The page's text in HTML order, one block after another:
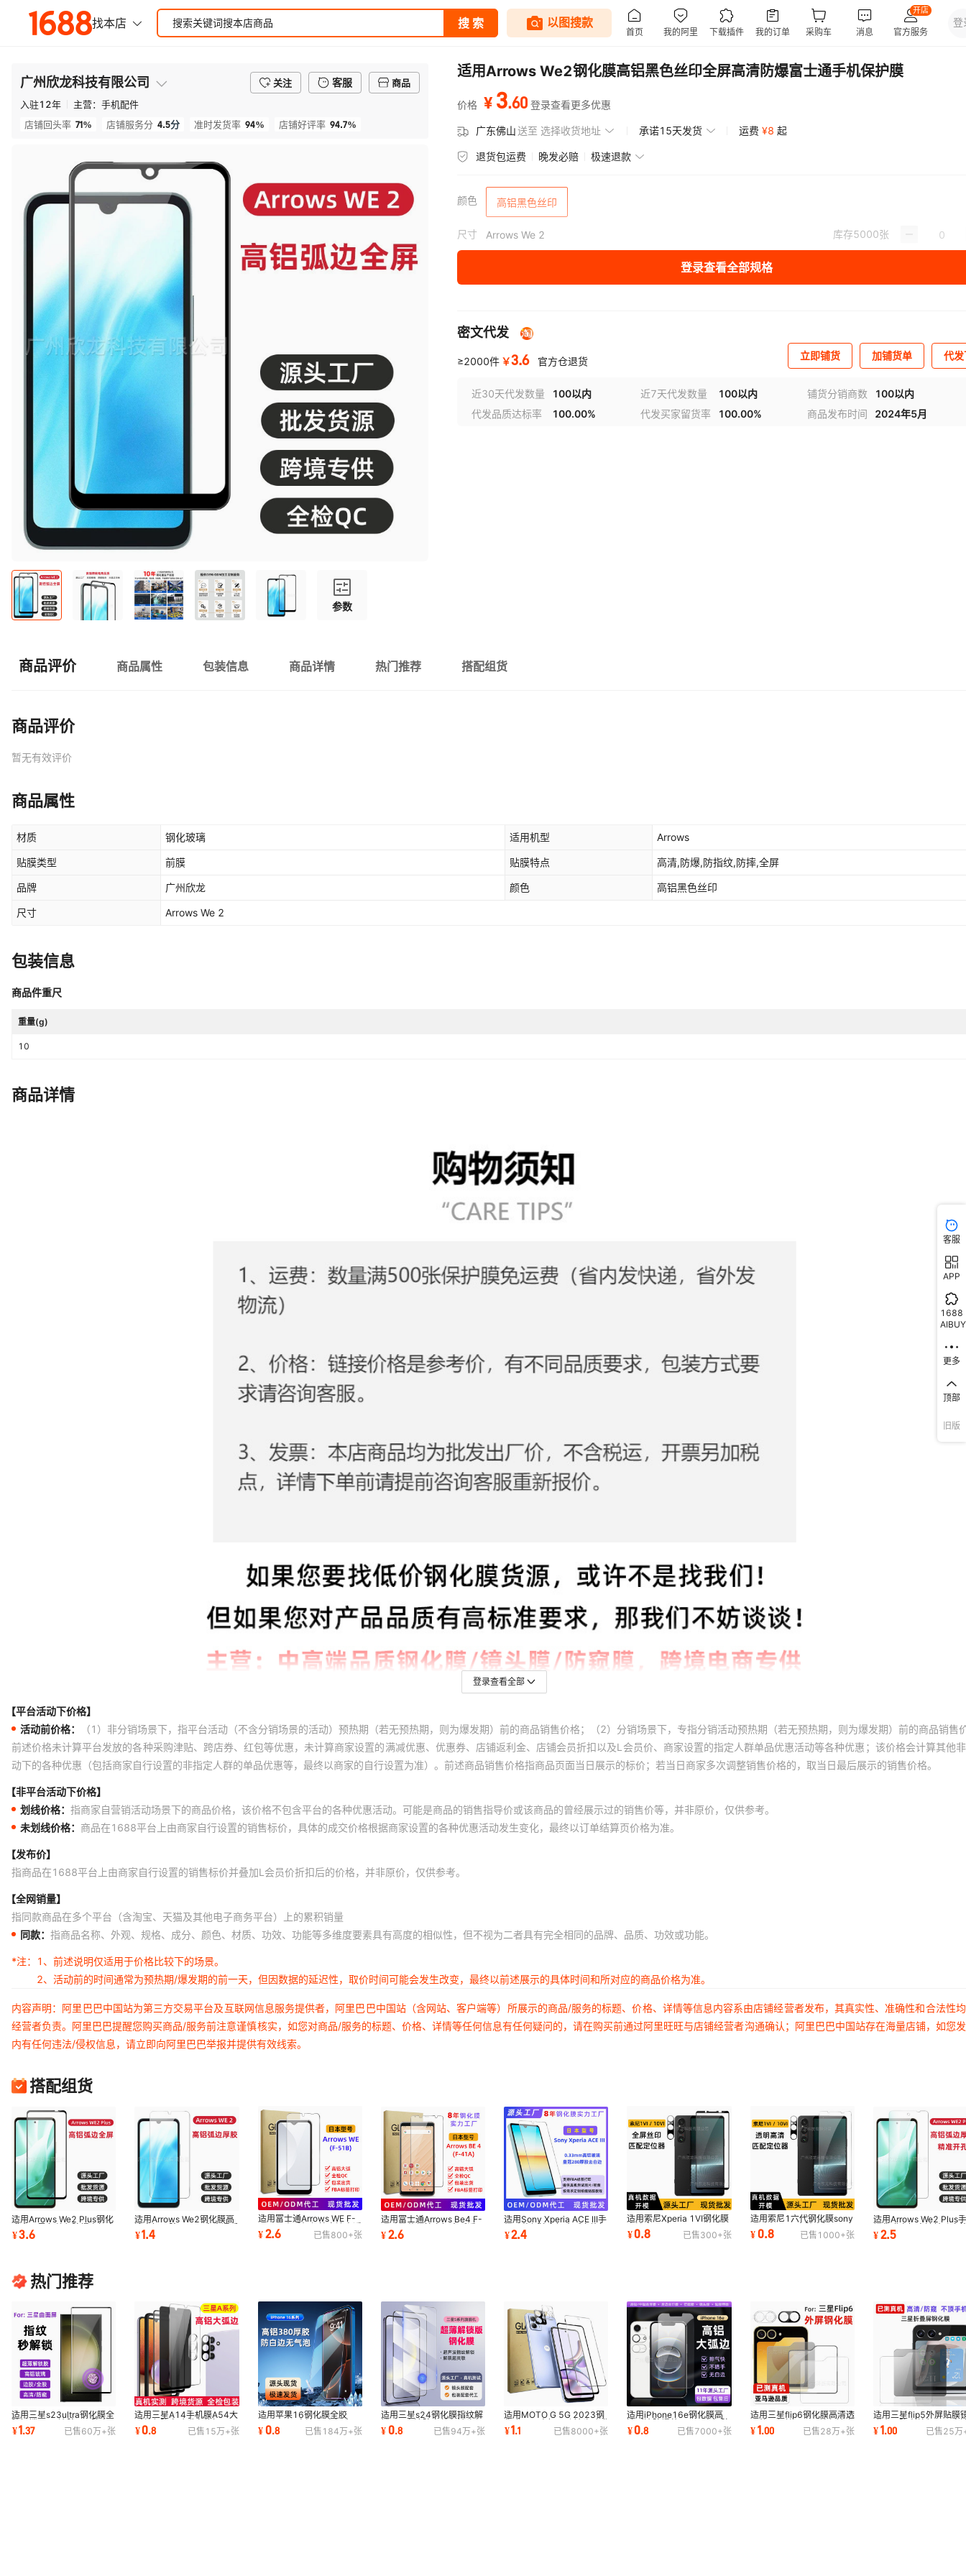
广州欣龙科技有限公司 关注 客服
商品
入驻12年 主营： 手机配件
店铺回头率 71% 店铺服务分 4.5分 准时发货率 94% 店铺好评率 94.7%
参数
适用Arrows We2钢化膜高铝黑色丝印全屏高清防爆富士通手机保护膜
价格 ¥ 3.60 登录查看更多优惠
广东佛山送至 选择收货地址 承诺15天发货 运费 ¥8 起
退货包运费 晚发必赔 极速退款
颜色 高铝黑色丝印
尺寸 Arrows We 2 库存5000张
登录查看全部规格
密文代发
≥2000件 ￥3.6 官方仓退货 立即铺货 加铺货单 代
近30天代发数量 100以内 近7天代发数量 100以内 铺货分销商数
100以内
代发品质达标率
100.00% 代发买家留货率 100.00% 商品发布时间 2024年5月
商品评价 商品属性 包装信息 商品详情 热门推荐 搭配组货
商品评价
暂无有效评价
商品属性
材质 钢化玻璃 适用机型 Arrows
贴膜类型 前膜 贴膜特点 高清,防爆,防指纹,防摔,全屏
品牌 广州欣龙 颜色 高铝黑色丝印
尺寸 Arrows We 2
包装信息
商品件重尺
重量(g)
10
商品详情
登录查看全部
【平台活动下价格】
活动前价格：
（1）非分销场景下，指平台活动（不含分销场景的活动）预热期（若无预热期，则为爆发期）前的商品销售价格；（2）分销场景下，专指分销活动预热期（若无预热期，则为爆发期）前的商品销售
前述价格未计算平台发放的各种采购津贴、跨店券、红包等优惠，未计算商家设置的满减优惠、优惠券、店铺返利金、店铺会员折扣以及L会员价、商家设置的指定人群单品优惠活动等各种优惠；该价格会计算其他
动下的各种优惠（包括商家自行设置的非指定人群的单品优惠等，最终以商家的自行设置为准）。前述商品销售价格指商品页面当日展示的标价；若当日商家多次调整销售价格的，取当日最后展示的销售价格。
【非平台活动下价格】
划线价格： 指商家自营销活动场景下的商品价格，该价格不包含平台的各种优惠活动。可能是商品的销售指导价或该商品的曾经展示过的销售价等，并非原价，仅供参考。
未划线价格： 商品在1688平台上由商家自行设置的销售标价，具体的成交价格根据商家设置的各种优惠活动发生变化，最终以订单结算页价格为准。
【发布价】
指商品在1688平台上由商家自行设置的销售标价并叠加L会员价折扣后的价格，并非原价，仅供参考。
【全网销量】
指同款商品在多个平台（含淘宝、天猫及其他电子商务平台）上的累积销量
同款： 指商品名称、外观、规格、成分、颜色、材质、功效、功能等多维度要素具有高度的相似性，但不视为二者具有完全相同的品牌、品质、功效或功能。
*注：
1、前述说明仅适用于价格比较下的场景。
2、活动前的时间通常为预热期/爆发期的前一天，但因数据的延迟性，取价时间可能会发生改变，最终以前述展示的具体时间和所对应的商品价格为准。
内容声明：阿里巴巴中国站为第三方交易平台及互联网信息服务提供者，阿里巴巴中国站（含网站、客户端等）所展示的商品/服务的标题、价格、详情等信息内容系由店铺经营者发布，其真实性、准确性和合法性
经营者负责。阿里巴巴提醒您购买商品/服务前注意谨慎核实，如您对商品/服务的标题、价格、详情等任何信息有任何疑问的，请在购买前通过阿里旺旺与店铺经营者沟通确认；阿里巴巴中国站存在海量店铺，如您
内有任何违法/侵权信息，请立即向阿里巴巴举报并提供有效线索。
搭配组货
适用Arrows We2 Plus钢化
膜全屏黑色丝印防爆高铝富
士通手机保护
¥3.6
适用Arrows We2钢化膜高
清高铝厚胶Fujitsu富士通手
机保护玻璃
¥1.4
适用富士通Arrows WE F-
51B日本手机保护高清高透
大弧钢化玻璃膜
¥2.6 已售800+张
适用富士通Arrows Be4 F-
41A屏幕保护高铝大弧透明
白片钢化玻璃膜
¥2.6
适用Sony Xperia ACE III手
机屏幕保护高铝大弧白片钢
化玻璃膜
¥2.4
适用索尼Xperia 1VI钢化膜
高清全屏sony xperia 10VI
保护手机镜头
¥0.8 已售300+张
适用索尼1六代钢化膜sony
xperia10 VI全胶高铝
xperia1手机镜头膜
¥0.8 已售 1000+张
适用Arrows We2 Plus
钢化膜高铝高清精孔白
边屏幕保护
¥2.5
热门推荐
适用三星s23ultra钢化膜全
胶解锁s23u边胶s22防窥
s24 ultra手机膜
¥1.37 已售60万+张
适用三星A14手机膜A54大
弧丝印防窥贴膜定位框A05
镜头膜A15钢化膜
¥0.8 已售 15万+张
适用苹果16钢化膜全胶
iphone14高清13高铝全屏
防偷窥12手机钢化膜
¥0.8 已售 184万+张
适用三星s24钢化膜指纹解
锁s23高清防窥丝印镜头保
护s25手机膜
¥0.8 已售94万+张
适用MOTO G 5G 2023钢
化膜G13高铝开孔镜头贴膜
摩托罗拉手机保护
¥1.1 已售8000+张
适用iPhone16e钢化膜高
清弧边防爆苹果16e高铝防
指纹全屏手机保护
¥0.8 已售7000+张
适用三星flip6钢化膜高清透
明外屏保护z flip6丝印镜头
膜小屏防窥
¥1.00 已售28万+张
适用三星flip5外屏贴膜
膜小屏防窥丝印flip6高
化膜弧边
¥1.00 已售25万
客服
APP
1688
AIBUY
更多
顶部
旧版